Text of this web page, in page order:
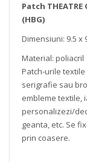
Patch
(HBG)
Dimensiuni: 9.5 x
Material: poliacril
Patch-urile
serigrafie sau
embleme textile,
personalizezi/
geanta, etc. Se
prin coasere.